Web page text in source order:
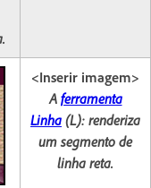
<Inserir imagem>
A ferramenta
Linha (L): renderiza
um segmento de
linha reta.